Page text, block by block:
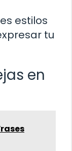
estilos
tu
en